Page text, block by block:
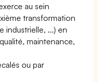
au sein
transformation
industrielle, ...) en
maintenance,
ou par